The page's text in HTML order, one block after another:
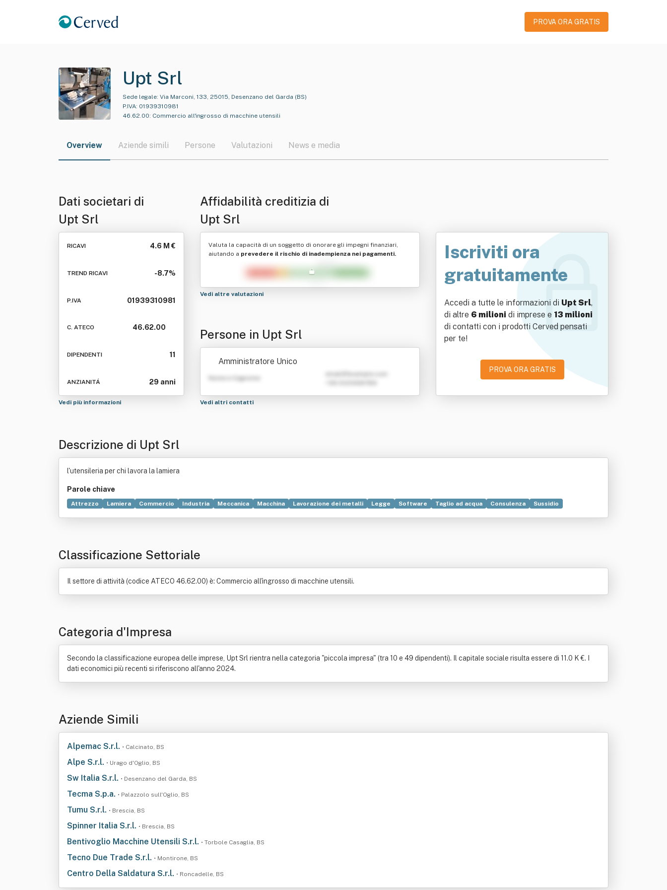
PROVA ORA GRATIS
Upt Srl
Sede legale: Via Marconi, 133, 25015, Desenzano del Garda (BS)
P.IVA: 01939310981
46.62.00: Commercio all'ingrosso di macchine utensili
Overview Aziende simili Persone Valutazioni News e media
Dati societari di
Upt Srl
RICAVI 4.6 M €
TREND RICAVI -8.7%
P.IVA 01939310981
C. ATECO 46.62.00
DIPENDENTI 11
ANZIANITÁ 29 anni
Vedi più informazioni
Affidabilità creditizia di
Upt Srl
Valuta la capacità di un soggetto di onorare gli impegni finanziari,
aiutando a prevedere il rischio di inadempienza nei pagamenti.
Vedi altre valutazioni
Persone in Upt Srl
Amministratore Unico
Nome e Cognome
Vedi altri contatti
Iscriviti ora
gratuitamente
Accedi a tutte le informazioni di Upt Srl,
di altre 6 milioni di imprese e 13 milioni
di contatti con i prodotti Cerved pensati
per te!
PROVA ORA GRATIS
Descrizione di Upt Srl
l'utensileria per chi lavora la lamiera
Parole chiave
Attrezzo Lamiera Commercio Industria Meccanica Macchina Lavorazione dei metalli Legge Software Taglio ad acqua Consulenza
Sussidio
Classificazione Settoriale
Il settore di attività (codice ATECO 46.62.00) è: Commercio all'ingrosso di macchine utensili.
Categoria d'Impresa
Secondo la classificazione europea delle imprese, Upt Srl rientra nella categoria "piccola impresa" (tra 10 e 49 dipendenti). Il capitale sociale risulta essere di 11.0 K €. I
dati economici più recenti si riferiscono all'anno 2024.
Aziende Simili
Alpemac S.r.l. • Calcinato, BS
Alpe S.r.l. • Urago d'Oglio, BS
Sw Italia S.r.l. • Desenzano del Garda, BS
Tecma S.p.a. • Palazzolo sull'Oglio, BS
Tumu S.r.l. • Brescia, BS
Spinner Italia S.r.l. • Brescia, BS
Bentivoglio Macchine Utensili S.r.l. • Torbole Casaglia, BS
Tecno Due Trade S.r.l. • Montirone, BS
Centro Della Saldatura S.r.l. • Roncadelle, BS